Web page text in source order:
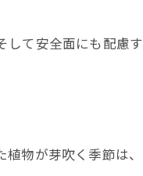
て安全面にも配慮す
物が芽吹く季節は